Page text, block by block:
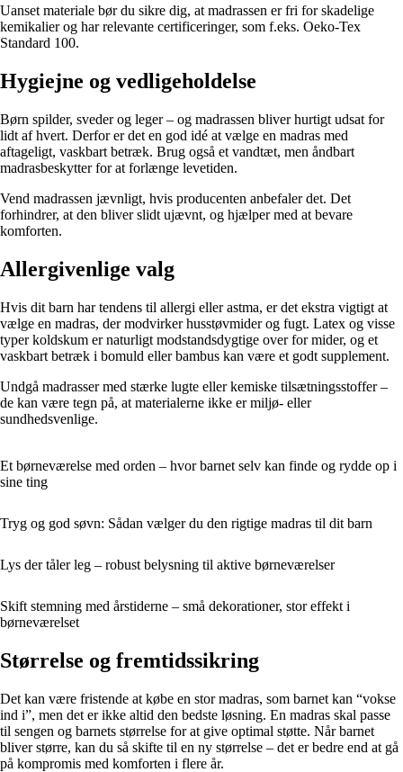
Uanset materiale bør du sikre dig, at madrassen er fri for skadelige
kemikalier og har relevante certificeringer, som f.eks. Oeko-Tex
Standard 100.
Hygiejne og vedligeholdelse
Børn spilder, sveder og leger – og madrassen bliver hurtigt udsat for
lidt af hvert. Derfor er det en god idé at vælge en madras med
aftageligt, vaskbart betræk. Brug også et vandtæt, men åndbart
madrasbeskytter for at forlænge levetiden.
Vend madrassen jævnligt, hvis producenten anbefaler det. Det
forhindrer, at den bliver slidt ujævnt, og hjælper med at bevare
komforten.
Allergivenlige valg
Hvis dit barn har tendens til allergi eller astma, er det ekstra vigtigt at
vælge en madras, der modvirker husstøvmider og fugt. Latex og visse
typer koldskum er naturligt modstandsdygtige over for mider, og et
vaskbart betræk i bomuld eller bambus kan være et godt supplement.
Undgå madrasser med stærke lugte eller kemiske tilsætningsstoffer –
de kan være tegn på, at materialerne ikke er miljø- eller
sundhedsvenlige.
Et børneværelse med orden – hvor barnet selv kan finde og rydde op i
sine ting
Tryg og god søvn: Sådan vælger du den rigtige madras til dit barn
Lys der tåler leg – robust belysning til aktive børneværelser
Skift stemning med årstiderne – små dekorationer, stor effekt i
børneværelset
Størrelse og fremtidssikring
Det kan være fristende at købe en stor madras, som barnet kan “vokse
ind i”, men det er ikke altid den bedste løsning. En madras skal passe
til sengen og barnets størrelse for at give optimal støtte. Når barnet
bliver større, kan du så skifte til en ny størrelse – det er bedre end at gå
på kompromis med komforten i flere år.